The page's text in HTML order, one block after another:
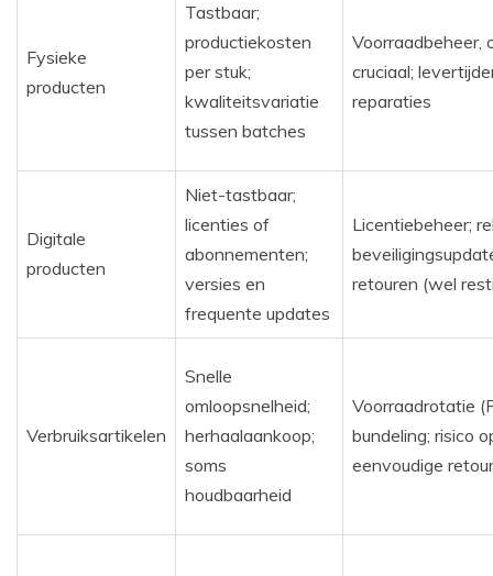
Fysieke
producten
Tastbaar;
productiekosten
per stuk;
kwaliteitsvariatie
tussen batches
Voorraadbeheer,
cruciaal;
reparaties
Digitale
producten
Niet-tastbaar;
licenties of
abonnementen;
versies en
frequente updates
Licentiebeheer;
retouren (wel
Verbruiksartikelen
Snelle
omloopsnelheid;
herhaalaankoop;
soms
houdbaarheid
Voorraadrotatie
bundeling; risico
eenvoudige